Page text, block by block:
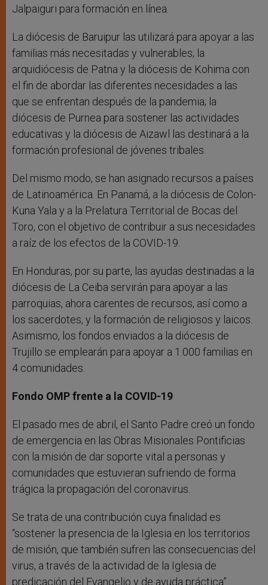
Jalpaiguri para formación en línea.
La diócesis de Baruipur las utilizará para apoyar a las
familias más necesitadas y vulnerables; la
arquidiócesis de Patna y la diócesis de Kohima con
el fin de abordar las diferentes necesidades a las
que se enfrentan después de la pandemia; la
diócesis de Purnea para sostener las actividades
educativas y la diócesis de Aizawl las destinará a la
formación profesional de jóvenes tribales.
Del mismo modo, se han asignado recursos a países
de Latinoamérica. En Panamá, a la diócesis de Colon-
Kuna Yala y a la Prelatura Territorial de Bocas del
Toro, con el objetivo de contribuir a sus necesidades
a raíz de los efectos de la COVID-19.
En Honduras, por su parte, las ayudas destinadas a la
diócesis de La Ceiba servirán para apoyar a las
parroquias, ahora carentes de recursos, así como a
los sacerdotes, y la formación de religiosos y laicos.
Asimismo, los fondos enviados a la diócesis de
Trujillo se emplearán para apoyar a 1.000 familias en
4 comunidades.
Fondo OMP frente a la COVID-19
El pasado mes de abril, el Santo Padre creó un fondo
de emergencia en las Obras Misionales Pontificias
con la misión de dar soporte vital a personas y
comunidades que estuvieran sufriendo de forma
trágica la propagación del coronavirus.
Se trata de una contribución cuya finalidad es
“sostener la presencia de la Iglesia en los territorios
de misión, que también sufren las consecuencias del
virus, a través de la actividad de la Iglesia de
predicación del Evangelio y de ayuda práctica”.